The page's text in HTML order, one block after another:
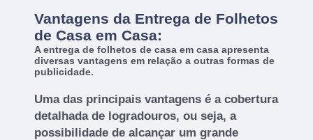
Vantagens da Entrega de Folhetos
de Casa em Casa:
A entrega de folhetos de casa em casa apresenta
diversas vantagens em relação a outras formas de
publicidade.
Uma das principais vantagens é a cobertura
detalhada de logradouros, ou seja, a
possibilidade de alcançar um grande